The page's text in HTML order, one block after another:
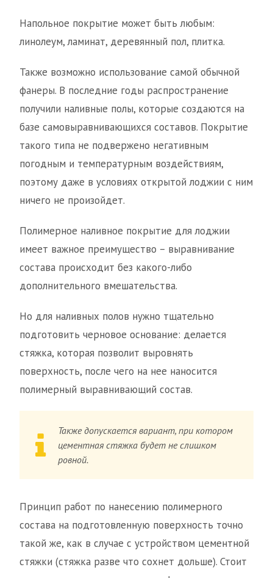
Напольное покрытие может быть любым:
линолеум, ламинат, деревянный пол, плитка.
Также возможно использование самой обычной
фанеры. В последние годы распространение
получили наливные полы, которые создаются на
базе самовыравнивающихся составов. Покрытие
такого типа не подвержено негативным
погодным и температурным воздействиям,
поэтому даже в условиях открытой лоджии с ним
ничего не произойдет.
Полимерное наливное покрытие для лоджии
имеет важное преимущество – выравнивание
состава происходит без какого-либо
дополнительного вмешательства.
Но для наливных полов нужно тщательно
подготовить черновое основание: делается
стяжка, которая позволит выровнять
поверхность, после чего на нее наносится
полимерный выравнивающий состав.
Также допускается вариант, при котором
цементная стяжка будет не слишком
ровной.
Принцип работ по нанесению полимерного
состава на подготовленную поверхность точно
такой же, как в случае с устройством цементной
стяжки (стяжка разве что сохнет дольше). Стоит